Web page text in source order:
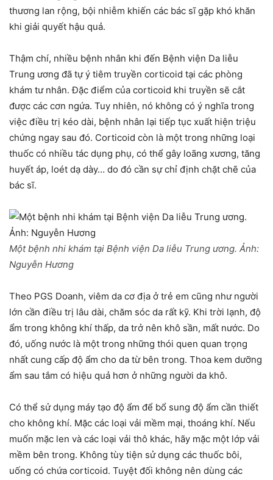
thương lan rộng, bội nhiễm khiến các bác sĩ gặp khó khăn
khi giải quyết hậu quả.
Thậm chí, nhiều bệnh nhân khi đến Bệnh viện Da liễu
Trung ương đã tự ý tiêm truyền corticoid tại các phòng
khám tư nhân. Đặc điểm của corticoid khi truyền sẽ cắt
được các cơn ngứa. Tuy nhiên, nó không có ý nghĩa trong
việc điều trị kéo dài, bệnh nhân lại tiếp tục xuất hiện triệu
chứng ngay sau đó. Corticoid còn là một trong những loại
thuốc có nhiều tác dụng phụ, có thể gây loãng xương, tăng
huyết áp, loét dạ dày… do đó cần sự chỉ định chặt chẽ của
bác sĩ.
Một bệnh nhi khám tại Bệnh viện Da liễu Trung ương. Ảnh:
Nguyễn Hương
Theo PGS Doanh, viêm da cơ địa ở trẻ em cũng như người
lớn cần điều trị lâu dài, chăm sóc da rất kỹ. Khi trời lạnh, độ
ẩm trong không khí thấp, da trở nên khô sần, mất nước. Do
đó, uống nước là một trong những thói quen quan trọng
nhất cung cấp độ ẩm cho da từ bên trong. Thoa kem dưỡng
ẩm sau tắm có hiệu quả hơn ở những người da khô.
Có thể sử dụng máy tạo độ ẩm để bổ sung độ ẩm cần thiết
cho không khí. Mặc các loại vải mềm mại, thoáng khí. Nếu
muốn mặc len và các loại vải thô khác, hãy mặc một lớp vải
mềm bên trong. Không tùy tiện sử dụng các thuốc bôi,
uống có chứa corticoid. Tuyệt đối không nên dùng các